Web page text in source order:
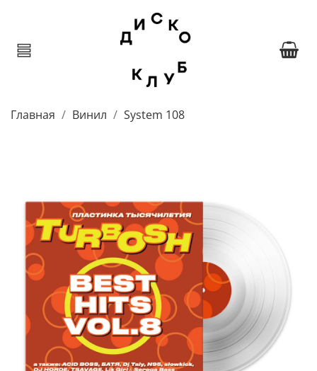
Главная Винил System 108